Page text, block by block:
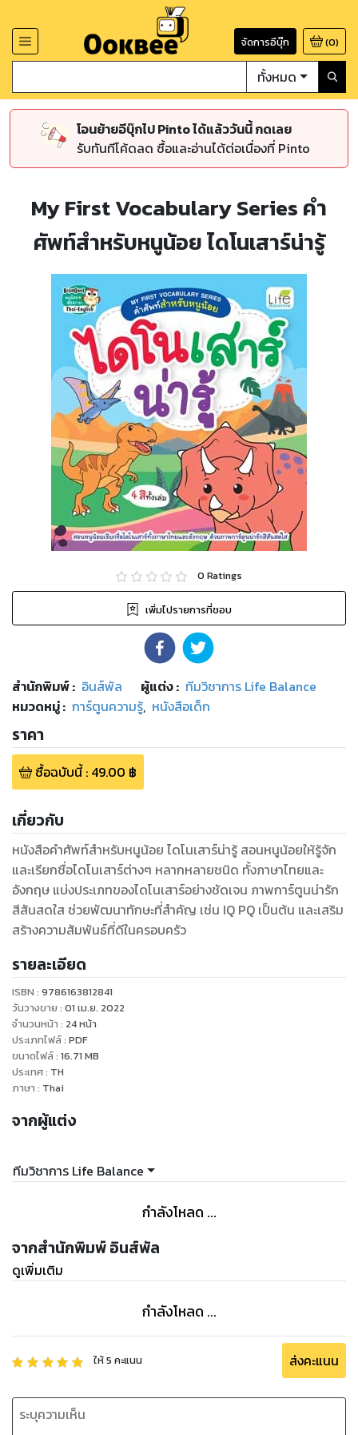
จัดการอีบุ๊ก (0)
ทั้งหมด
โอนย้ายอีบุ๊กไป Pinto ได้แล้ววันนี้ กดเลย
รับทันทีโค้ดลด ซื้อและอ่านได้ต่อเนื่องที่ Pinto
My First Vocabulary Series คำ
ศัพท์สำหรับหนูน้อย ไดโนเสาร์น่ารู้
0 Ratings
เพิ่มไปรายการที่ชอบ
สำนักพิมพ์: อินส์พัล ผู้แต่ง : ทีมวิชาการ Life Balance
หมวดหมู่: การ์ตูนความรู้, หนังสือเด็ก
ราคา
ซื้อฉบับนี้: 49.00 ฿
เกี่ยวกับ
หนังสือคำศัพท์สำหรับหนูน้อย ไดโนเสาร์น่ารู้ สอนหนูน้อยให้รู้จัก
และเรียกชื่อไดโนเสาร์ต่างๆ หลากหลายชนิด ทั้งภาษาไทยและ
อังกฤษ แบ่งประเภทของไดโนเสาร์อย่างชัดเจน ภาพการ์ตูนน่ารัก
สีสันสดใส ช่วยพัฒนาทักษะที่สำคัญ เช่น IQ PQ เป็นต้น และเสริม
สร้างความสัมพันธ์ที่ดีในครอบครัว
รายละเอียด
ISBN : 9786163812841
วันวางขาย : 01 เม.ย. 2022
จำนวนหน้า : 24หน้า
ประเภทไฟล์: PDF
ขนาดไฟล์: 16.71 MB
ประเทศ: TH
ภาษา : Thai
จากผู้แต่ง
ทีมวิชาการ Life Balance
กำลังโหลด ...
จากสำนักพิมพ์ อินส์พัล
ดูเพิ่มเติม
กำลังโหลด ...
ให้5 คะแนน ส่งคะแนน